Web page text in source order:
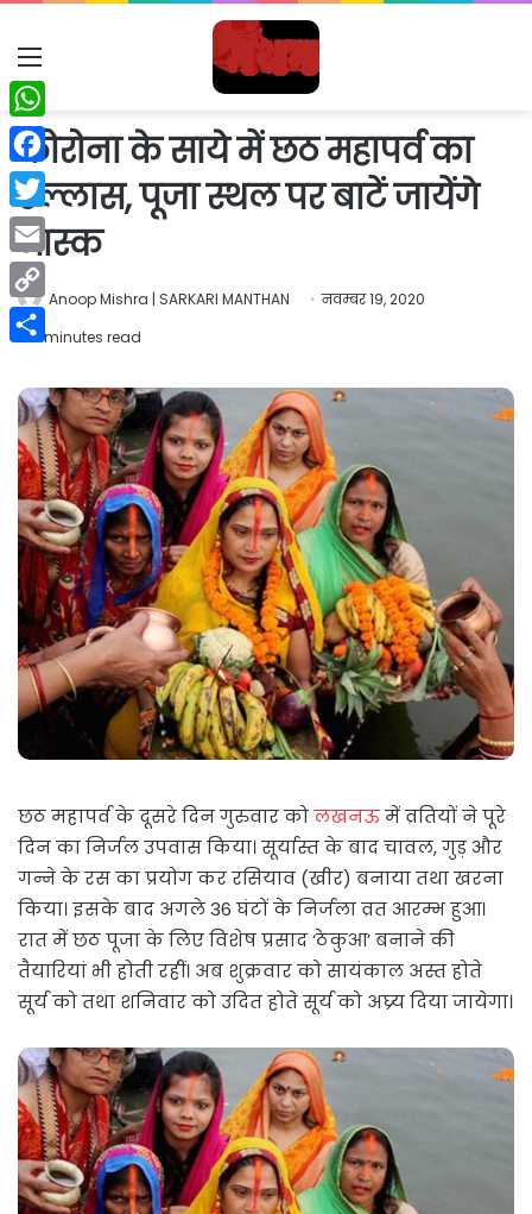
Menu
कोरोना के साये में छठ महापर्व का
उल्लास, पूजा स्थल पर बाटें जायेंगे
मास्क
Anoop Mishra | SARKARI MANTHAN
नवम्बर 19, 2020
3 minutes read
छठ महापर्व के दूसरे दिन गुरुवार कोलखनऊमें व्रतियों ने पूरे
दिन का निर्जल उपवास किया। सूर्यास्त के बाद चावल, गुड़ और
गन्ने के रस का प्रयोग कर रसियाव (खीर) बनाया तथा खरना
किया। इसके बाद अगले 36 घंटों के निर्जला व्रत आरम्भ हुआ।
रात में छठ पूजा के लिए विशेष प्रसाद ‘ठेकुआ’ बनाने की
तैयारियां भी होती रहीं। अब शुक्रवार को सायंकाल अस्त होते
सूर्य को तथा शनिवार को उदित होते सूर्य को अघ्र्य दिया जायेगा।
WhatsApp
Facebook
Twitter
Email
Copy
Link